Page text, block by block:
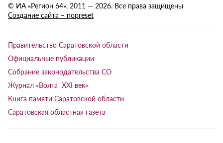
© ИА «Регион 64», 2011 — 2026. Все права защищены
Создание сайта – nopreset
Правительство Саратовской области
Официальные публикации
Собрание законодательства СО
Журнал «Волга XXI век»
Книга памяти Саратовской области
Саратовская областная газета